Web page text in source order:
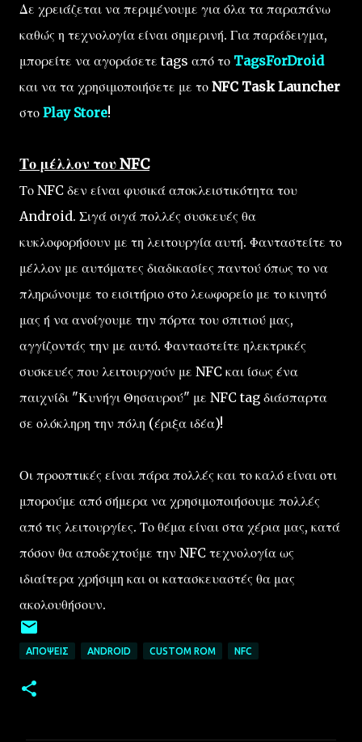
Δε χρειάζεται να περιμένουμε για όλα τα παραπάνω
καθώς η τεχνολογία είναι σημερινή. Για παράδειγμα,
μπορείτε να αγοράσετε tags από το TagsForDroid
και να τα χρησιμοποιήσετε με το NFC Task Launcher
στο Play Store!
Το μέλλον του NFC
Το NFC δεν είναι φυσικά αποκλειστικότητα του
Android. Σιγά σιγά πολλές συσκευές θα
κυκλοφορήσουν με τη λειτουργία αυτή. Φανταστείτε το
μέλλον με αυτόματες διαδικασίες παντού όπως το να
πληρώνουμε το εισιτήριο στο λεωφορείο με το κινητό
μας ή να ανοίγουμε την πόρτα του σπιτιού μας,
αγγίζοντάς την με αυτό. Φανταστείτε ηλεκτρικές
συσκευές που λειτουργούν με NFC και ίσως ένα
παιχνίδι "Κυνήγι Θησαυρού" με NFC tag διάσπαρτα
σε ολόκληρη την πόλη (έριξα ιδέα)!
Οι προοπτικές είναι πάρα πολλές και το καλό είναι οτι
μπορούμε από σήμερα να χρησιμοποιήσουμε πολλές
από τις λειτουργίες. Το θέμα είναι στα χέρια μας, κατά
πόσον θα αποδεχτούμε την NFC τεχνολογία ως
ιδιαίτερα χρήσιμη και οι κατασκευαστές θα μας
ακολουθήσουν.
ΑΠΌΨΕΙΣ ANDROID CUSTOM ROM NFC